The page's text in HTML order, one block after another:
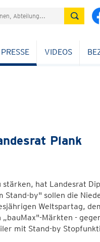
PRESSE VIDEOS
Plank
hat Landesrat
Stand-by" sollen die
Weltspartag,
Märkten -
mit Stand-by